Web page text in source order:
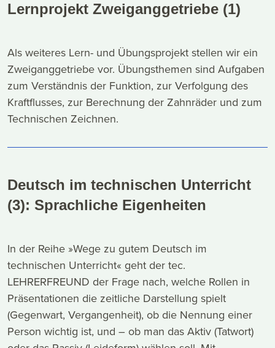
Lernprojekt Zweiganggetriebe (1)
Als weiteres Lern- und Übungsprojekt stellen wir ein
Zweiganggetriebe vor. Übungsthemen sind Aufgaben
zum Verständnis der Funktion, zur Verfolgung des
Kraftflusses, zur Berechnung der Zahnräder und zum
Technischen Zeichnen.
Deutsch im technischen Unterricht
(3): Sprachliche Eigenheiten
In der Reihe »Wege zu gutem Deutsch im
technischen Unterricht« geht der tec.
LEHRERFREUND der Frage nach, welche Rollen in
Präsentationen die zeitliche Darstellung spielt
(Gegenwart, Vergangenheit), ob die Nennung einer
Person wichtig ist, und – ob man das Aktiv (Tatwort)